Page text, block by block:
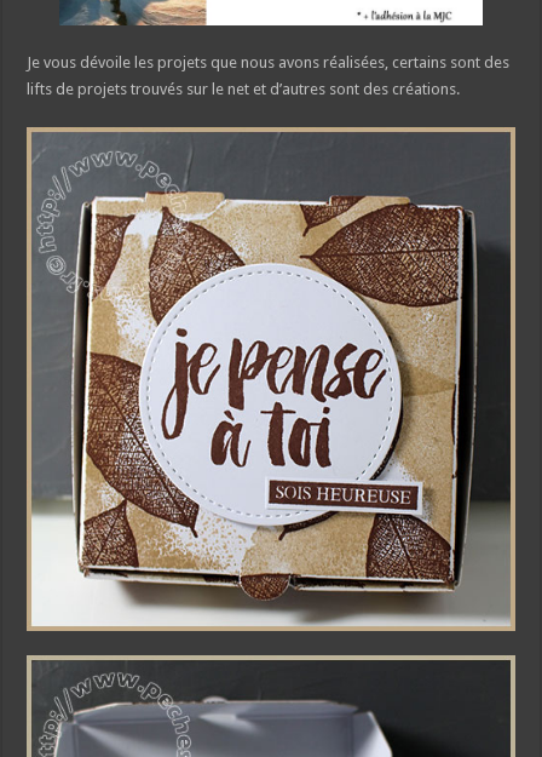
Je vous dévoile les projets que nous avons réalisées, certains sont des
lifts de projets trouvés sur le net et d’autres sont des créations.